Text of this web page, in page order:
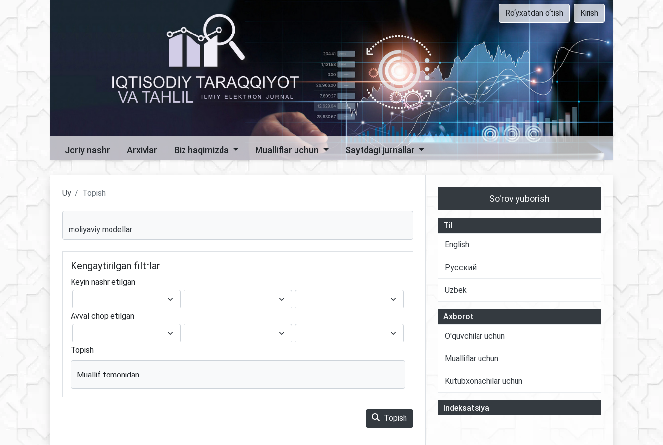
Ro‘yxatdan o‘tish Kirish
Joriy nashr Arxivlar Biz haqimizda Mualliflar uchun Saytdagi jurnallar
Uy Topish
Kengaytirilgan filtrlar
Keyin nashr etilgan
Avval chop etilgan
Topish
Muallif tomonidan
Topish
So'rov yuborish
Til
English
Русский
Uzbek
Axborot
O'quvchilar uchun
Mualliflar uchun
Kutubxonachilar uchun
Indeksatsiya